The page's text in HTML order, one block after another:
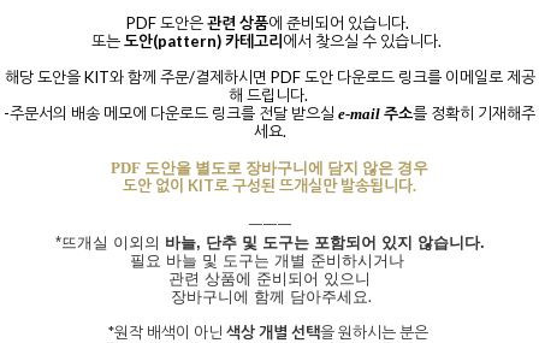
PDF 도안은관련 상품에 준비되어 있습니다.
또는 도안(pattern) 카테고리 에서 찾으실 수 있습니다.
해당 도안을 KIT와 함께 주문/결제하시면 PDF 도안 다운로드 링크를 이메일로 제공
해 드립니다.
-주문서의 배송 메모에 다운로드 링크를 전달 받으실 e-mail 주소를 정확히 기재해주
세요.
PDF 도안을 별도로 장바구니에 담지 않은 경우
도안 없이 KIT로 구성된 뜨개실만 발송됩니다.
ㅡㅡㅡ
*뜨개실 이외의 바늘, 단추 및 도구는 포함되어 있지 않습니다.
필요 바늘 및 도구는 개별 준비하시거나
관련 상품에 준비되어 있으니
장바구니에 함께 담아주세요.
*원작 배색이 아닌 색상 개별 선택을 원하시는 분은